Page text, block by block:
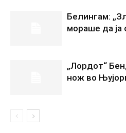
Белингам:
мораше да ја
„Лордот“
нож во